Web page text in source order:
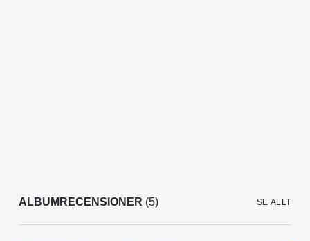
ALBUMRECENSIONER (5) SE ALLT